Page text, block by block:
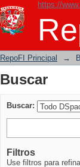
https://
Buscar
RepoFI Principal →
Buscar
Buscar:
Filtros
Use filtros para